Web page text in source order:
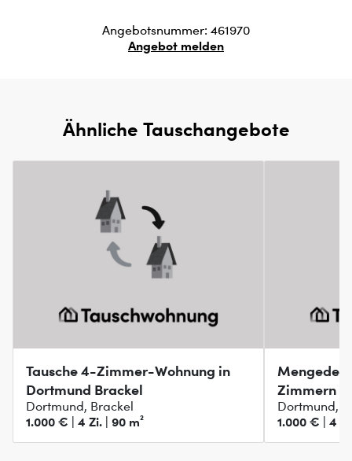
Angebotsnummer: 461970
Angebot melden
Ähnliche Tauschangebote
Tausche 4-Zimmer-Wohnung in
Dortmund Brackel
Dortmund, Brackel
1.000 € | 4 Zi. | 90 m²
Mengede:
Zimmern
Dortmund,
1.000 € | 4